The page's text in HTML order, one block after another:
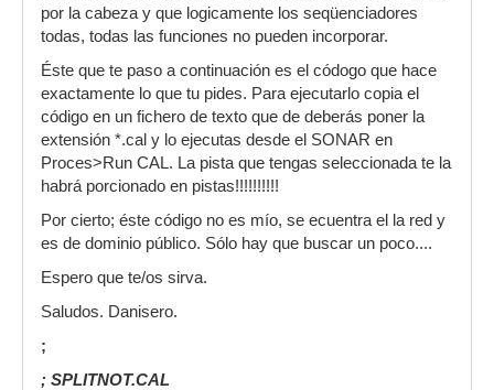
por la cabeza y que logicamente los seqüenciadores
todas, todas las funciones no pueden incorporar.
Éste que te paso a continuación es el códogo que hace
exactamente lo que tu pides. Para ejecutarlo copia el
código en un fichero de texto que de deberás poner la
extensión *.cal y lo ejecutas desde el SONAR en
Proces>Run CAL. La pista que tengas seleccionada te la
habrá porcionado en pistas!!!!!!!!!!
Por cierto; éste código no es mío, se ecuentra el la red y
es de dominio público. Sólo hay que buscar un poco....
Espero que te/os sirva.
Saludos. Danisero.
;
; SPLITNOT.CAL